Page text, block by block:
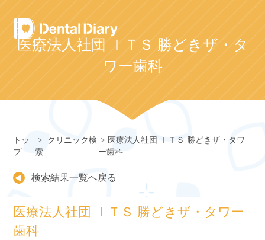
Skip
to
content医療法人社団 ＩＴＳ 勝どきザ・タ
ワー歯科
トッ
プ
クリニック検
索
医療法人社団 ＩＴＳ 勝どきザ・タワ
ー歯科
検索結果一覧へ戻る
医療法人社団 ＩＴＳ 勝どきザ・タワー
歯科